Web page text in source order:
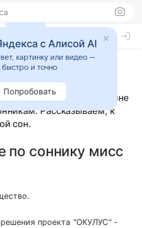
Торт
сна женщине или мужчине
Рассказываем, к
сон.
по соннику мисс
проекта "ОКУЛУС" -
с Алисой AI
картинку или видео —
быстро и точно
Попробовать